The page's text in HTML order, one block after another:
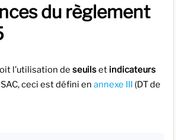
du règlement
l’utilisation de seuilset indicateurs
ceci est défini en annexe III (DT de